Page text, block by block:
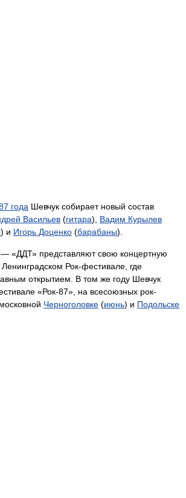
года Шевчук собирает новый состав
Васильев (гитара), Вадим Курылев
) и Игорь Доценко (барабаны).
«ДДТ» представляют свою концертную
Рок-фестивале, где
открытием. В том же году Шевчук
«Рок-87», на всесоюзных рок-
Черноголовке (июнь) и Подольске